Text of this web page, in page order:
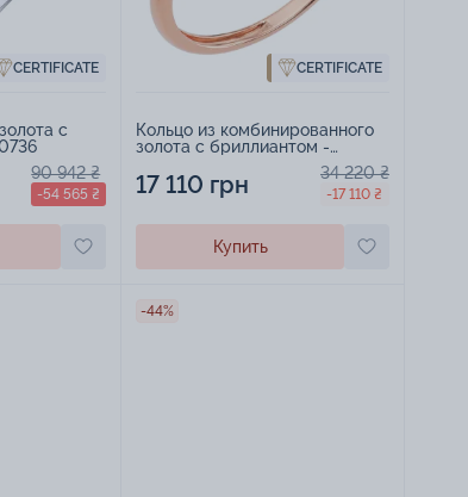
CERTIFICATE
с
90 942 ₴
-54 565 ₴
CERTIFICATE
Кольцо из комбинированного
золота с бриллиантом -
17 110 грн 34 220 ₴
-17 110 ₴
Купить
-44%